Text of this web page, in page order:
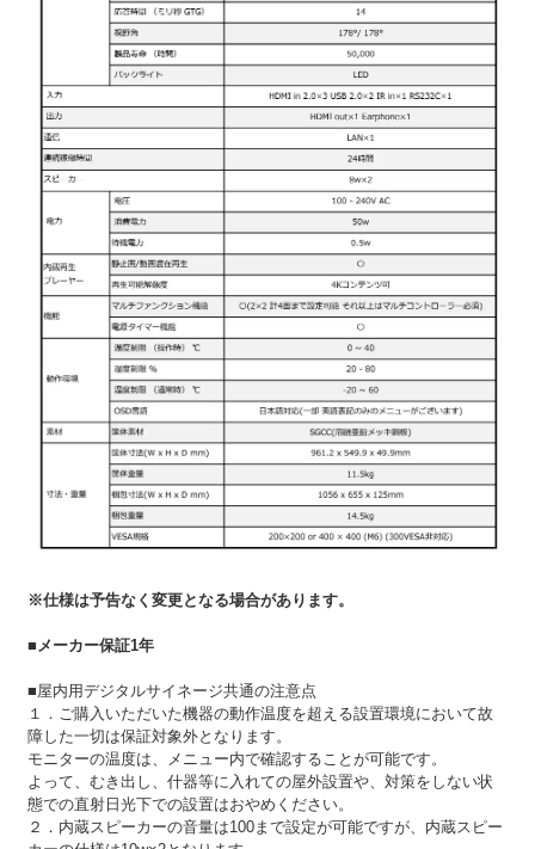
※仕様は予告なく変更となる場合があります。
■メーカー保証1年
■屋内用デジタルサイネージ共通の注意点
１．ご購入いただいた機器の動作温度を超える設置環境において故
障した一切は保証対象外となります。
モニターの温度は、メニュー内で確認することが可能です。
よって、むき出し、什器等に入れての屋外設置や、対策をしない状
態での直射日光下での設置はおやめください。
２．内蔵スピーカーの音量は100まで設定が可能ですが、内蔵スピー